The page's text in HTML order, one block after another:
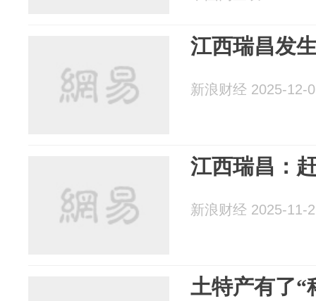
江西瑞昌发
新浪财经 2025-12-
江西瑞昌：
新浪财经 2025-11-
土特产有了“